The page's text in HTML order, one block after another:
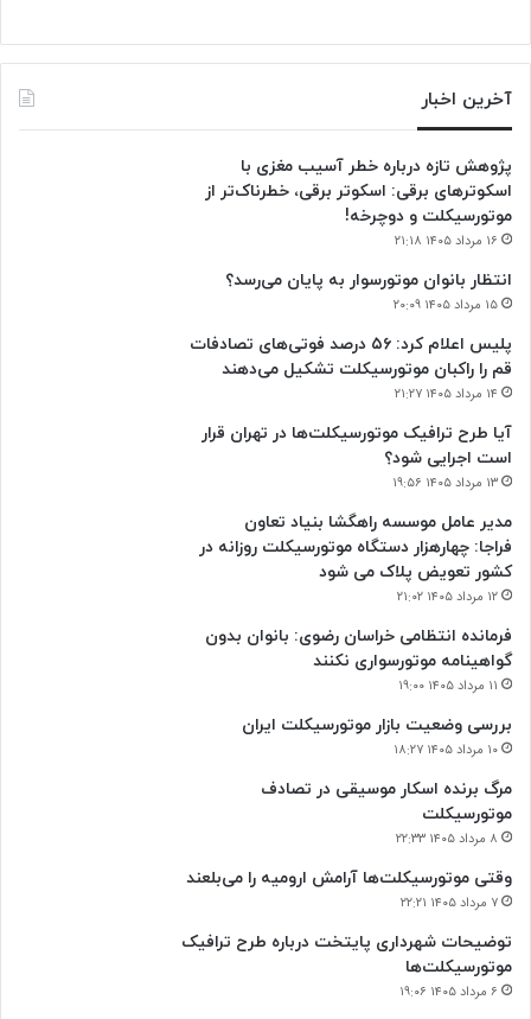
آخرین اخبار
پژوهش تازه درباره خطر آسیب مغزی با
اسکوترهای برقی: اسکوتر برقی، خطرناک‌تر از
موتورسیکلت و دوچرخه!
۱۶ مرداد ۱۴۰۵ ۲۱:۱۸
انتظار بانوان موتورسوار به پایان می‌رسد؟
۱۵ مرداد ۱۴۰۵ ۲۰:۰۹
پلیس اعلام کرد: ۵۶ درصد فوتی‌های تصادفات
قم را راکبان موتورسیکلت تشکیل می‌دهند
۱۴ مرداد ۱۴۰۵ ۲۱:۲۷
آیا طرح ترافیک موتورسیکلت‌ها در تهران قرار
است اجرایی شود؟
۱۳ مرداد ۱۴۰۵ ۱۹:۵۶
مدیر عامل موسسه راهگشا بنیاد تعاون
فراجا: چهارهزار دستگاه موتورسیکلت روزانه در
کشور تعویض پلاک می شود
۱۲ مرداد ۱۴۰۵ ۲۱:۰۲
فرمانده انتظامی خراسان رضوی: بانوان بدون
گواهینامه موتورسواری نکنند
۱۱ مرداد ۱۴۰۵ ۱۹:۰۰
بررسی وضعیت بازار موتورسیکلت ایران
۱۰ مرداد ۱۴۰۵ ۱۸:۲۷
مرگ برنده اسکار موسیقی در تصادف
موتورسیکلت
۸ مرداد ۱۴۰۵ ۲۲:۳۳
وقتی موتورسیکلت‌ها آرامش ارومیه را می‌بلعند
۷ مرداد ۱۴۰۵ ۲۲:۲۱
توضیحات شهرداری پایتخت درباره طرح ترافیک
موتورسیکلت‌ها
۶ مرداد ۱۴۰۵ ۱۹:۰۶